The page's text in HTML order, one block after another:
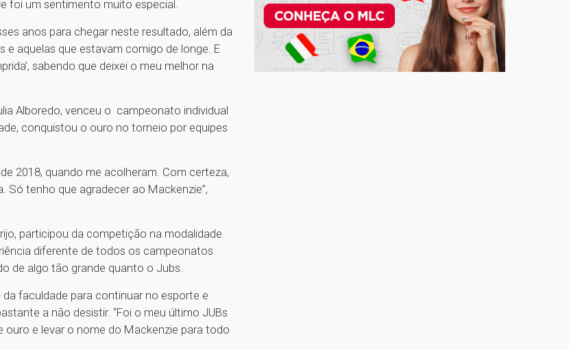
foi um sentimento muito especial.
anos para chegar neste resultado, além da
aquelas que estavam comigo de longe. E
sabendo que deixei o meu melhor na
Alboredo, venceu o campeonato individual
conquistou o ouro no torneio por equipes
2018, quando me acolheram. Com certeza,
Só tenho que agradecer ao Mackenzie”,
participou da competição na modalidade
diferente de todos os campeonatos
de algo tão grande quanto o Jubs.
faculdade para continuar no esporte e
a não desistir. “Foi o meu último JUBs
e levar o nome do Mackenzie para todo